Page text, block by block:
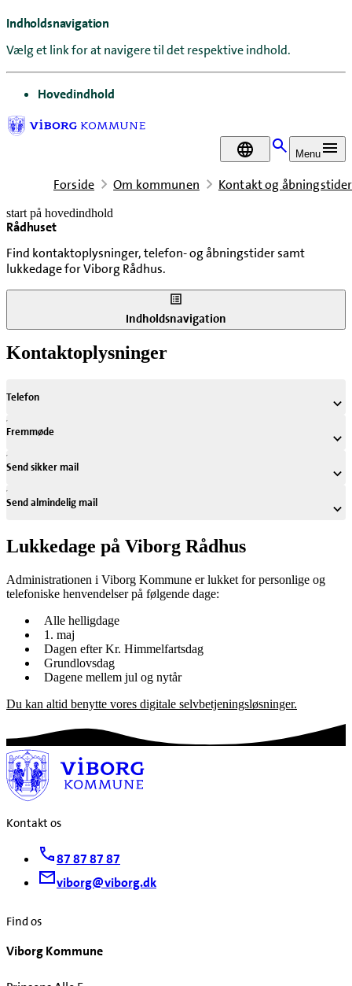
Indholdsnavigation
Vælg et link for at navigere til det respektive indhold.
gå til
Hovedindhold
DA Menu
Forside Om kommunen Kontakt og åbningstider
start på hovedindhold
Rådhuset
Find kontaktoplysninger, telefon- og åbningstider samt
lukkedage for Viborg Rådhus.
senest opdateret 18. februar 2026
Indholdsnavigation
Kontaktoplysninger
Telefon
Fremmøde
Send sikker mail
Send almindelig mail
Lukkedage på Viborg Rådhus
Administrationen i Viborg Kommune er lukket for personlige og
telefoniske henvendelser på følgende dage:
Alle helligdage
1. maj
Dagen efter Kr. Himmelfartsdag
Grundlovsdag
Dagene mellem jul og nytår
Du kan altid benytte vores digitale selvbetjeningsløsninger.
Kontakt os
87 87 87 87
viborg@viborg.dk
Find os
Viborg Kommune